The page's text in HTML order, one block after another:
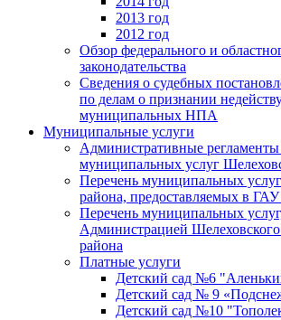
2013 год
2012 год
Обзор федерального и
законодательства
Сведения о судебных
по делам о признании
муниципальных НПА
Муниципальные услуги
Административные регламенты
муниципальных услуг
Перечень муниципальных
района, предоставляемых в
Перечень муниципальных
Администрацией
района
Платные услуги
Детский сад №6
Детский сад № 9
Детский сад №10